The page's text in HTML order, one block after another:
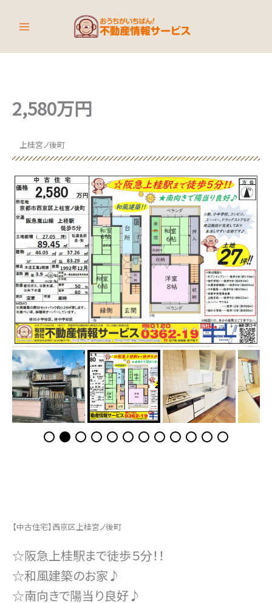
キ
2,580万円
上桂宮ノ後町
【中古住宅】西京区上桂宮ノ後町
☆阪急上桂駅まで徒歩５分！！
☆和風建築のお家♪
☆南向きで陽当り良好♪